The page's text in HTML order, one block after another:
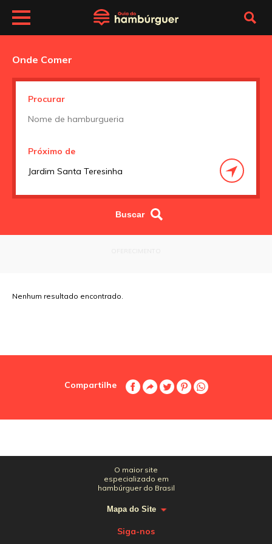
Onde Comer
Procurar
Próximo de
Nenhum resultado encontrado.
Compartilhe
O maior site
especializado em
hambúrguer do Brasil
Mapa do Site
Siga-nos